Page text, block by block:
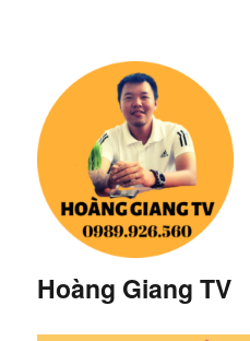
Hoàng Giang TV